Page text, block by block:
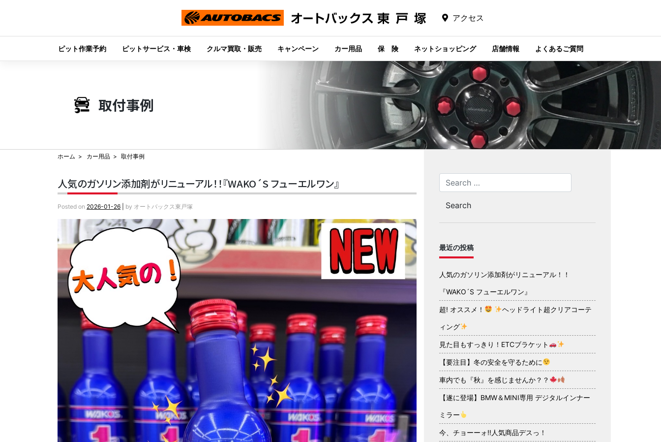
アクセス
ピット作業予約 ピットサービス・車検 クルマ買取・販売 キャンペーン カー用品 保 険 ネットショッピング 店舗情報 よくあるご質問
取付事例
ホーム カー用品 取付事例
人気のガソリン添加剤がリニューアル！！『WAKO´S フューエルワン』
Posted on 2026-01-26 by オートバックス東戸塚
最近の投稿
人気のガソリン添加剤がリニューアル！！
『WAKO´S フューエルワン』
超! オススメ！ ヘッドライト超クリアコーテ
ィング
見た目もすっきり！ETCブラケット
【要注目】冬の安全を守るために
車内でも『秋』を感じませんか？？
【遂に登場】BMW＆MINI専用 デジタルインナー
ミラー
今、チョーーォ!!人気商品デスっ！